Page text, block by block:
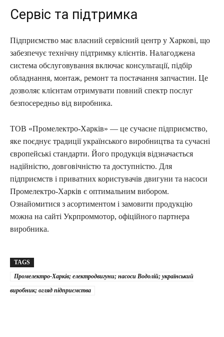
Сервіс та підтримка
Підприємство має власний сервісний центр у Харкові, що
забезпечує технічну підтримку клієнтів. Налагоджена
система обслуговування включає консультації, підбір
обладнання, монтаж, ремонт та постачання запчастин. Це
дозволяє клієнтам отримувати повний спектр послуг
безпосередньо від виробника.
ТОВ «Промелектро-Харків» — це сучасне підприємство,
яке поєднує традиції українського виробництва та сучасні
європейські стандарти. Його продукція відзначається
надійністю, довговічністю та доступністю. Для
підприємств і приватних користувачів двигуни та насоси
Промелектро-Харків є оптимальним вибором.
Ознайомитися з асортиментом і замовити продукцію
можна на сайті Укрпроммотор, офіційного партнера
виробника.
TAGS
Промелектро-Харків; електродвигуни; насоси Водолій; український
виробник; огляд підприємства